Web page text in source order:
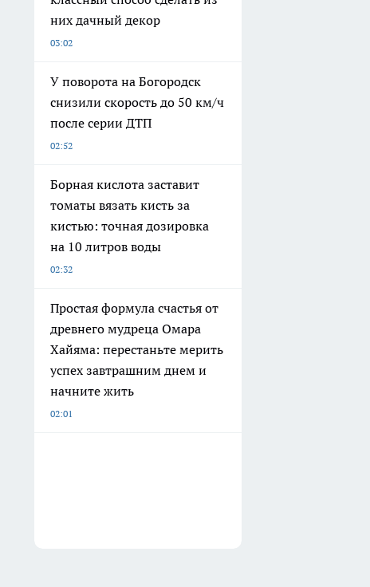
них дачный декор
03:02
У поворота на Богородск
снизили скорость до 50 км/ч
после серии ДТП
02:52
Борная кислота заставит
томаты вязать кисть за
кистью: точная дозировка
на 10 литров воды
02:32
Простая формула счастья от
древнего мудреца Омара
Хайяма: перестаньте мерить
успех завтрашним днем и
начните жить
02:01